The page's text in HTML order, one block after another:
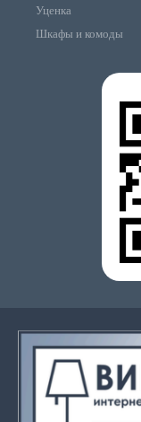
Уценка
Шкафы и комоды